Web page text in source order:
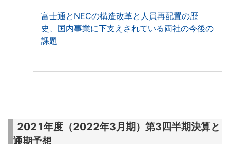
富士通とNECの構造改革と人員再配置の歴
史、国内事業に下支えされている両社の今後の
課題
2021年度（2022年3月期）第3四半期決算と
通期予想